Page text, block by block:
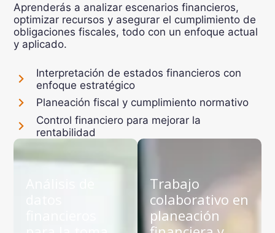
Aprenderás a analizar escenarios financieros,
optimizar recursos y asegurar el cumplimiento de
obligaciones fiscales, todo con un enfoque actual
y aplicado.
Interpretación de estados financieros con
enfoque estratégico
Planeación fiscal y cumplimiento normativo
Control financiero para mejorar la
rentabilidad
Trabajo
colaborativo en
planeación